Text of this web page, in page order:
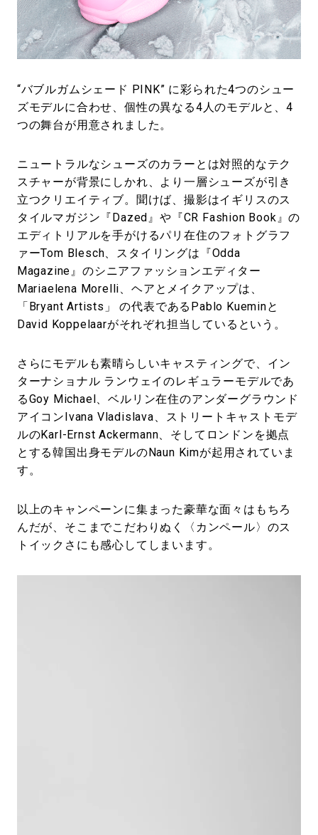
“バブルガムシェード PINK” に彩られた4つのシュー
ズモデルに合わせ、個性の異なる4人のモデルと、4
つの舞台が用意されました。
ニュートラルなシューズのカラーとは対照的なテク
スチャーが背景にしかれ、より一層シューズが引き
立つクリエイティブ。聞けば、撮影はイギリスのス
タイルマガジン『Dazed』や『CR Fashion Book』の
エディトリアルを手がけるパリ在住のフォトグラフ
ァーTom Blesch、スタイリングは『Odda
Magazine』のシニアファッションエディター
Mariaelena Morelli、ヘアとメイクアップは、
「Bryant Artists」 の代表であるPablo Kueminと
David Koppelaarがそれぞれ担当しているという。
さらにモデルも素晴らしいキャスティングで、イン
ターナショナル ランウェイのレギュラーモデルであ
るGoy Michael、ベルリン在住のアンダーグラウンド
アイコンIvana Vladislava、ストリートキャストモデ
ルのKarl-Ernst Ackermann、そしてロンドンを拠点
とする韓国出身モデルのNaun Kimが起用されていま
す。
以上のキャンペーンに集まった豪華な面々はもちろ
んだが、そこまでこだわりぬく〈カンペール〉のス
トイックさにも感心してしまいます。